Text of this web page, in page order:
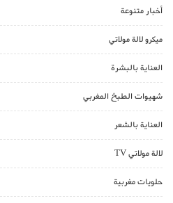
أخبار متنوعة
ميكرو لالة مولاتي
العناية بالبشرة
شهيوات الطبخ المغربي
العناية بالشعر
لالة مولاتي TV
حلويات مغربية